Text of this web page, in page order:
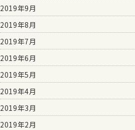
2019年9月
2019年8月
2019年7月
2019年6月
2019年5月
2019年4月
2019年3月
2019年2月